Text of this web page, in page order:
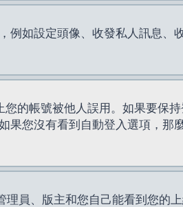
例如設定頭像、收發私人訊息、
的帳號被他人誤用。如果要保
果您沒有看到自動登入選項，那
理員、版主和您自己能看到您的